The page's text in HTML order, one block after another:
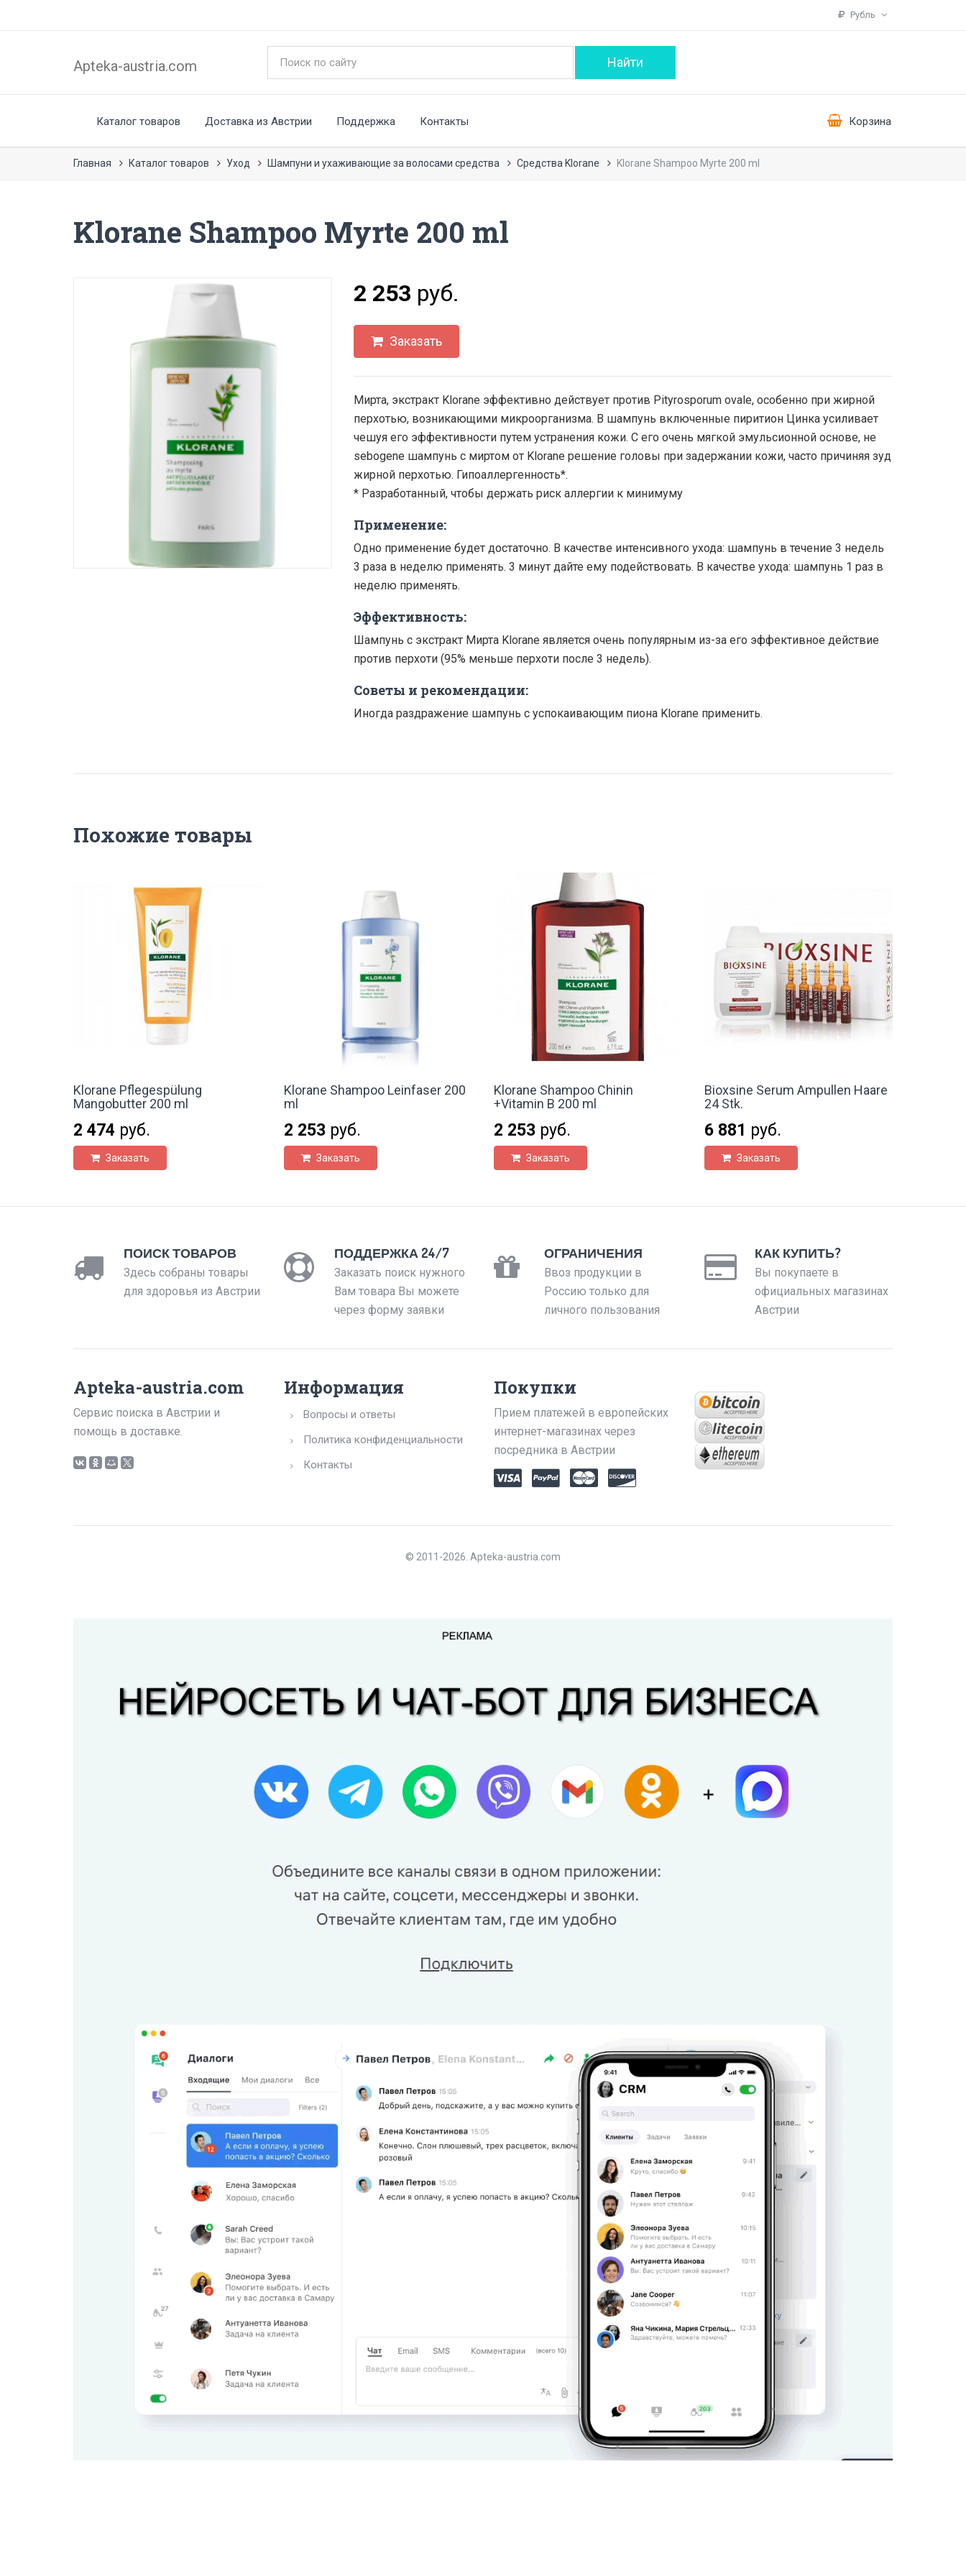
Рубль
Apteka-austria.com
Каталог товаров Доставка из Австрии Поддержка Контакты Корзина
Главная Каталог товаров Уход Шампуни и ухаживающие за волосами средства Средства Klorane Klorane Shampoo Myrte 200 ml
Klorane Shampoo Myrte 200 ml
2 253 руб.
Заказать
Мирта, экстракт Klorane эффективно действует против Pityrosporum ovale, особенно при жирной
перхотью, возникающими микроорганизма. В шампунь включенные пиритион Цинка усиливает
чешуя его эффективности путем устранения кожи. С его очень мягкой эмульсионной основе, не
sebogene шампунь с миртом от Klorane решение головы при задержании кожи, часто причиняя зуд
жирной перхотью. Гипоаллергенность*.
* Разработанный, чтобы держать риск аллергии к минимуму
Применение:
Одно применение будет достаточно. В качестве интенсивного ухода: шампунь в течение 3 недель
3 раза в неделю применять. 3 минут дайте ему подействовать. В качестве ухода: шампунь 1 раз в
неделю применять.
Эффективность:
Шампунь с экстракт Мирта Klorane является очень популярным из-за его эффективное действие
против перхоти (95% меньше перхоти после 3 недель).
Советы и рекомендации:
Иногда раздражение шампунь с успокаивающим пиона Klorane применить.
Похожие товары
Klorane Pflegespülung
Mangobutter 200 ml
2 474 руб.
Заказать
Klorane Shampoo Leinfaser 200
ml
2 253руб.
Заказать
Klorane Shampoo Chinin
+Vitamin B 200 ml
2 253 руб.
Заказать
Bioxsine Serum Ampullen Haare
24 Stk.
6 881 руб.
Заказать
ПОИСК ТОВАРОВ
Здесь собраны товары
для здоровья из Австрии
ПОДДЕРЖКА 24/7
Заказать поиск нужного
Вам товара Вы можете
через форму заявки
ОГРАНИЧЕНИЯ
Ввоз продукции в
Россию только для
личного пользования
КАК КУПИТЬ?
Вы покупаете в
официальных магазинах
Австрии
Apteka-austria.com
Сервис поиска в Австрии и
помощь в доставке.
Информация
Вопросы и ответы
Политика конфиденциальности
Контакты
Покупки
Прием платежей в европейских
интернет-магазинах через
посредника в Австрии
© 2011-2026. Apteka-austria.com